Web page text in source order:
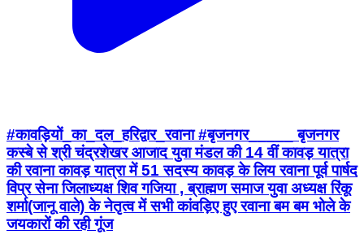
#कावड़ियों_का_दल_हरिद्वार_रवाना #बृजनगर_____ बृजनगर
कस्बे से श्री चंद्रशेखर आजाद युवा मंडल की 14 वीं कावड़ यात्रा
की रवाना कावड़ यात्रा में 51 सदस्य कावड़ के लिय रवाना पूर्व पार्षद
विप्र सेना जिलाध्यक्ष शिव गजिया , ब्राह्मण समाज युवा अध्यक्ष रिंकू
शर्मा(जानू वाले) के नेतृत्व में सभी कांवड़िए हुए रवाना बम बम भोले के
जयकारों की रही गूंज